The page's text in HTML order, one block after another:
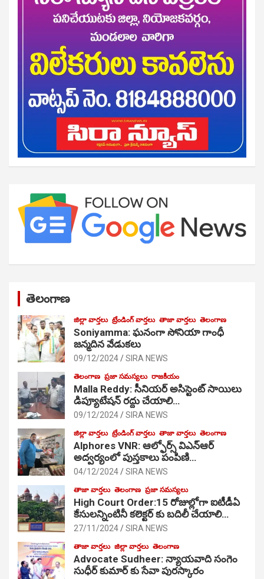
తెలంగాణ
జిల్లా వార్తలు ట్రేండింగ్ వార్తలు తాజా వార్తలు తెలంగాణ
Soniyamma: ఘ‌నంగా సోనియా గాంధీ
జ‌న్మ‌దిన వేడుక‌లు
09/12/2024 SIRA NEWS
తెలంగాణ ప్రజా సమస్యలు రాజకీయం
Malla Reddy: సీనియర్ అసిస్టెంట్ సాయిలు
డిప్యూటేషన్ రద్దు చేయాలి…
09/12/2024 SIRA NEWS
జిల్లా వార్తలు ట్రేండింగ్ వార్తలు తాజా వార్తలు తెలంగాణ
Alphores VNR: ఆల్ఫోర్స్ విఎన్ఆర్
అద్వర్యంలో పుస్తకాలు పంపిణి…
04/12/2024 SIRA NEWS
తాజా వార్తలు తెలంగాణ ప్రజా సమస్యలు
High Court Order:15 రోజుల్లోగా ఐటీడీఏ
కేసులన్నింటినీ కలెక్టర్ కు బదిలీ చేయాలి…
27/11/2024 SIRA NEWS
తాజా వార్తలు జిల్లా వార్తలు తెలంగాణ
Advocate Sudheer: న్యాయవాది సంగెం
సుధీర్ కుమార్ కు సేవా పురస్కారం